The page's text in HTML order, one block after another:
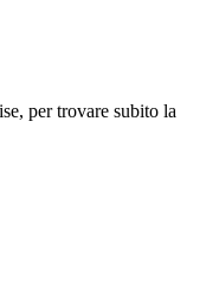
, per trovare subito la